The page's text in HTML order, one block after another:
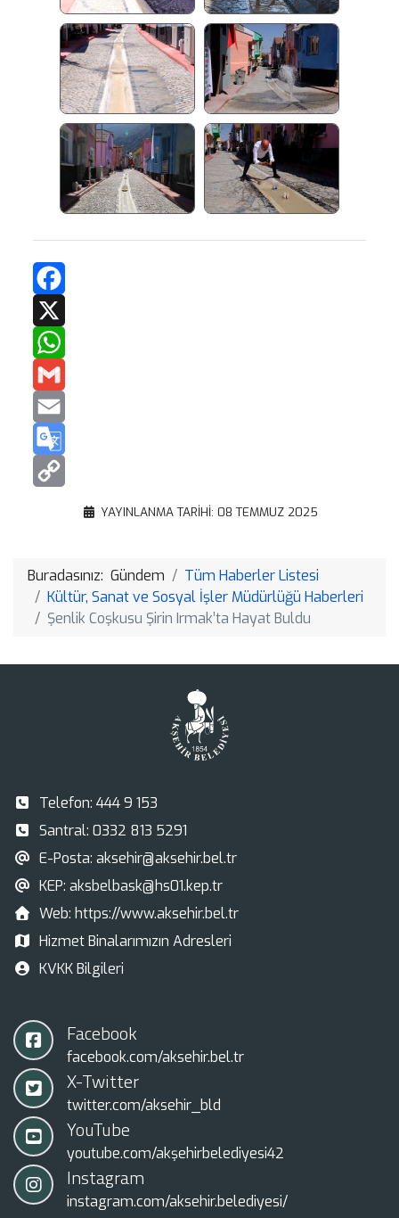
Translate
Copy
YAYINLANMA TARIHI: 08 TEMMUZ 2025
Buradasınız: Gündem
Tüm Haberler Listesi
Kültür, Sanat ve Sosyal İşler Müdürlüğü Haberleri
Şenlik Coşkusu Şirin Irmak’ta Hayat Buldu
Telefon: 444 9 153
Santral: 0332 813 5291
E-Posta: aksehir@aksehir.bel.tr
KEP: aksbelbask@hs01.kep.tr
Web: https://www.aksehir.bel.tr
Hizmet Binalarımızın Adresleri
KVKK Bilgileri
Facebook
facebook.com/aksehir.bel.tr
X-Twitter
twitter.com/aksehir_bld
YouTube
youtube.com/akşehirbelediyesi42
Instagram
instagram.com/aksehir.belediyesi/